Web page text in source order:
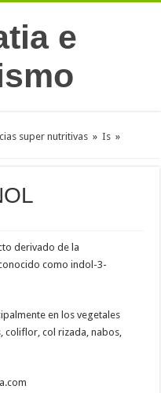
super nutritivas » Is »
derivado de la
como indol-3-
en los vegetales
coliflor, col rizada, nabos,